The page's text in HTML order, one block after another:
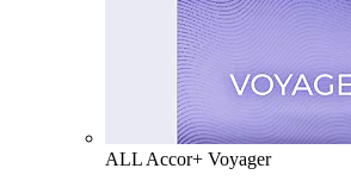
ALL Accor+ Voyager